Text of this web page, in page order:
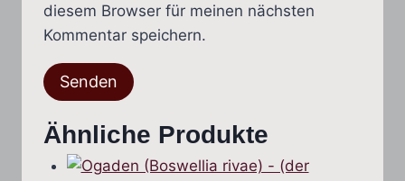
diesem Browser für meinen nächsten
Kommentar speichern.
Ähnliche Produkte